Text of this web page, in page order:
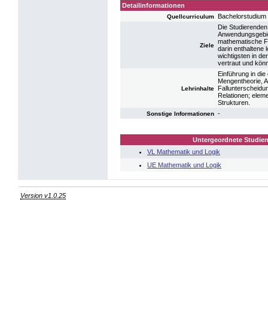
Detailinformationen
Quellcurriculum
Ziele
Die
mathematische
darin enthaltene
wichtigsten in
vertraut und
Lehrinhalte
Einführung in
Mengentheorie,
Relationen;
Strukturen.
Sonstige Informationen -
Untergeordnete
VL Mathematik und Logik
UE Mathematik und Logik
Version v1.0.25